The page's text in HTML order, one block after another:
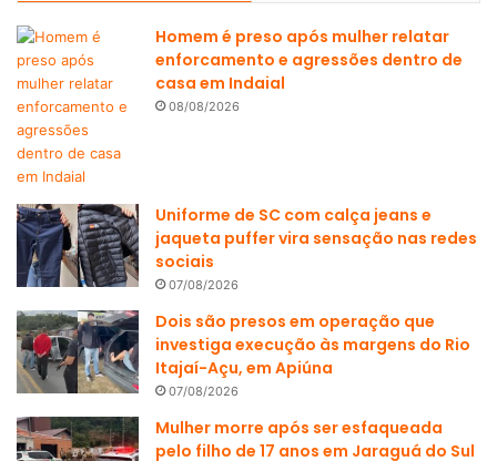
Homem é preso após mulher relatar
enforcamento e agressões dentro de
casa em Indaial
08/08/2026
Uniforme de SC com calça jeans e
jaqueta puffer vira sensação nas redes
sociais
07/08/2026
Dois são presos em operação que
investiga execução às margens do Rio
Itajaí-Açu, em Apiúna
07/08/2026
Mulher morre após ser esfaqueada
pelo filho de 17 anos em Jaraguá do Sul